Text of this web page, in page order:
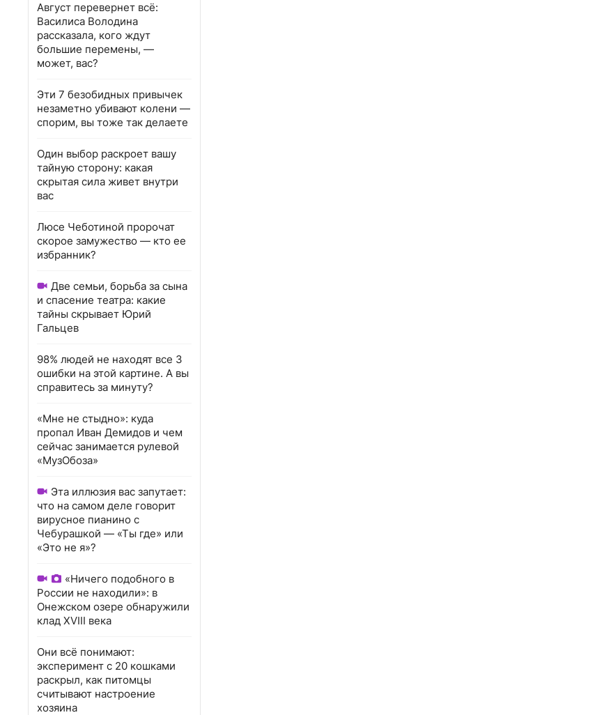
Август перевернет всё:
Василиса Володина
рассказала, кого ждут
большие перемены, —
может, вас?
Эти 7 безобидных привычек
незаметно убивают колени —
спорим, вы тоже так делаете
Один выбор раскроет вашу
тайную сторону: какая
скрытая сила живет внутри
вас
Люсе Чеботиной пророчат
скорое замужество — кто ее
избранник?
Две семьи, борьба за сына
и спасение театра: какие
тайны скрывает Юрий
Гальцев
98% людей не находят все 3
ошибки на этой картине. А вы
справитесь за минуту?
«Мне не стыдно»: куда
пропал Иван Демидов и чем
сейчас занимается рулевой
«МузОбоза»
Эта иллюзия вас запутает:
что на самом деле говорит
вирусное пианино с
Чебурашкой — «Ты где» или
«Это не я»?
«Ничего подобного в
России не находили»: в
Онежском озере обнаружили
клад XVIII века
Они всё понимают:
эксперимент с 20 кошками
раскрыл, как питомцы
считывают настроение
хозяина